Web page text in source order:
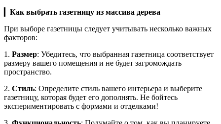
Как выбрать газетницу из массива дерева
При выборе газетницы следует учитывать несколько важных
факторов:
1. Размер: Убедитесь, что выбранная газетница соответствует
размеру вашего помещения и не будет загромождать
пространство.
2. Стиль: Определите стиль вашего интерьера и выберите
газетницу, которая будет его дополнять. Не бойтесь
экспериментировать с формами и отделками!